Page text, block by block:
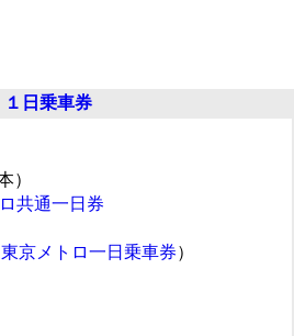
１日乗車券
）
共通一日券
東京メトロ一日乗車券）